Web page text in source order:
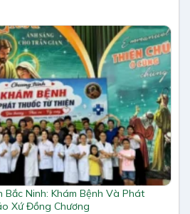
Ninh: Khám Bệnh Và Phát
Xứ Đồng Chương